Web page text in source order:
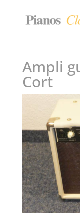
Ampli
Cort